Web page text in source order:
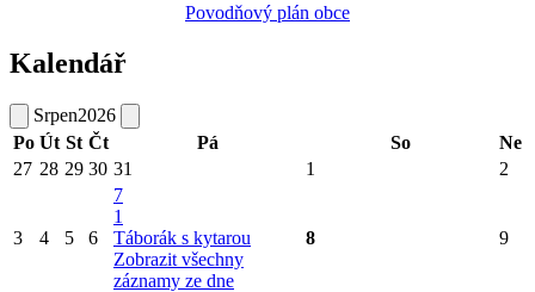
Povodňový plán obce
Kalendář
Srpen2026
Po Út St Čt Pá So
Ne
27 28 29 30 31 1 2
3 4 5 6
7
1
Táborák s kytarou
Zobrazit všechny
záznamy ze dne
8 9